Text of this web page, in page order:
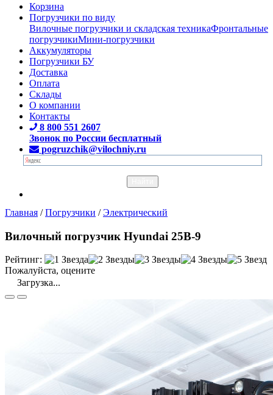
Корзина
Погрузчики по виду
Вилочные погрузчики и складская техникаФронтальные
погрузчикиМини-погрузчики
Аккумуляторы
Погрузчики БУ
Доставка
Оплата
Склады
О компании
Контакты
8 800 551 2607
Звонок по России бесплатный
pogruzchik@vilochniy.ru
Главная /Погрузчики /Электрический
Вилочный погрузчик Hyundai 25B-9
Рейтинг:
Пожалуйста, оцените
Загрузка...